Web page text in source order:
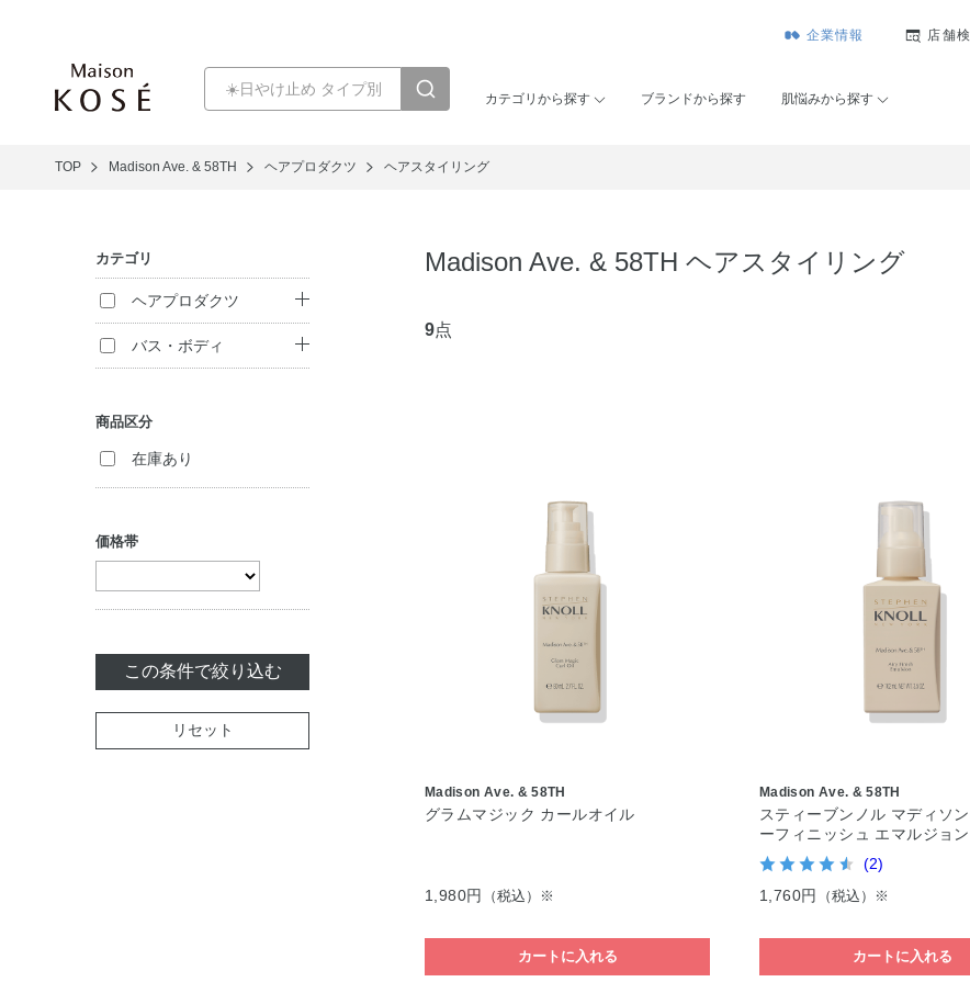
企業情報 店舗
カテゴリから探す ブランドから探す 肌悩みから探す
TOP Madison Ave. & 58TH ヘアプロダクツ ヘアスタイリング
Madison Ave. & 58TH ヘアスタイリング
カテゴリ
ヘアプロダクツ
シャンプー
トリートメント
ヘアスタイリング
ヘアカラー
セット商品
バス・ボディ
商品区分
在庫あり
価格帯
この条件で絞り込む
リセット
9点
Madison Ave. & 58TH
グラムマジック カールオイル
1,980円 （税込）※
カートに入れる
Madison Ave. & 58TH
スティーブンノル マディソ
ーフィニッシュ エマルジョン
(2)
1,760円
（税込）※
カートに入れる